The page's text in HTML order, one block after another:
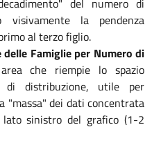
del numero di
visivamente la pendenza
al terzo figlio.
Famiglie per Numero di
che riempie lo spazio
distribuzione, utile per
"massa" dei dati concentrata
sinistro del grafico (1-2